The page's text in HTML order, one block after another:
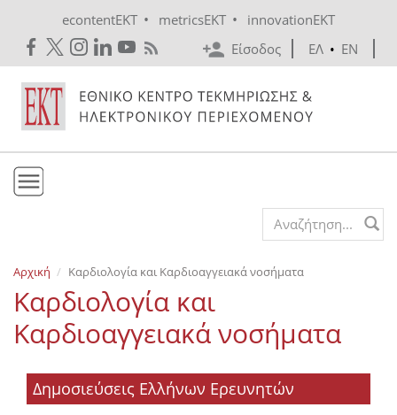
econtentEKT • metricsEKT •
innovationEKT
Είσοδος
ΕΛ • EN
Εκδόσεις
Ενημέρωση
Επικοινωνία
Search form
Αρχική Καρδιολογία και Καρδιοαγγειακά νοσήματα
Καρδιολογία και
Καρδιοαγγειακά νοσήματα
Δημοσιεύσεις Ελλήνων Ερευνητών